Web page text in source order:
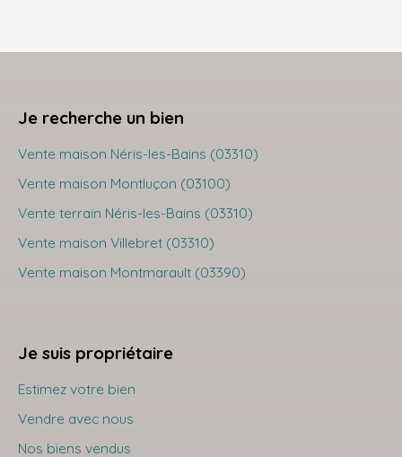
Je recherche un bien
Vente maison Néris-les-Bains (03310)
Vente maison Montluçon (03100)
Vente terrain Néris-les-Bains (03310)
Vente maison Villebret (03310)
Vente maison Montmarault (03390)
Je suis propriétaire
Estimez votre bien
Vendre avec nous
Nos biens vendus